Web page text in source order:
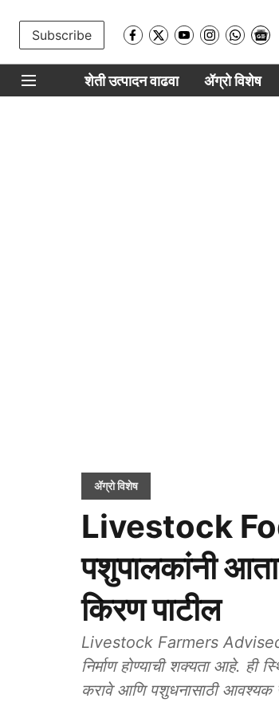
Subscribe
शेती उत्पादन वाढवा ॲग्रो विशेष
ॲग्रो विशेष
Livestock
पशुपालकांनी
किरण पाटील
Livestock Farmers Advised:
निर्माण होण्याची शक्यता आहे. ही
करावे आणि पशुधनासाठी आवश्यक